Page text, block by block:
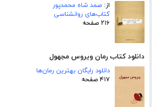
از: صمد شاه محمدپور
کتاب‌های روانشناسی
۲۱۶ صفحه
دانلود کتاب رمان ویروس مجهول
دانلود رایگان بهترین رمان‌ها
۴۱۷ صفحه